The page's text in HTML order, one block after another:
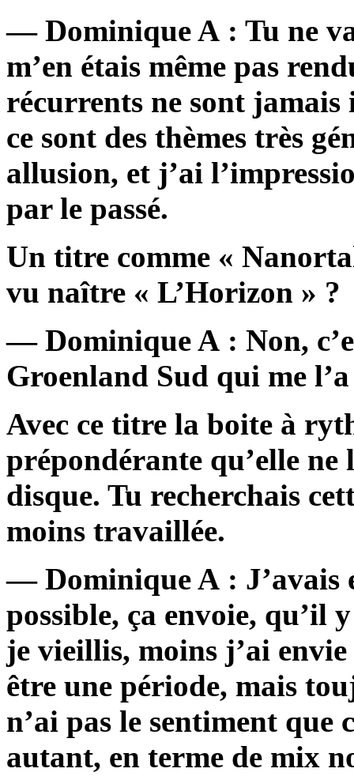
— Dominique A : Tu ne
m’en étais même pas
récurrents ne sont jamais
ce sont des thèmes très
allusion, et j’ai
par le passé.
Un titre comme «
vu naître « L’Horizon » ?
— Dominique A : Non,
Groenland Sud qui me
Avec ce titre la boite à
prépondérante qu’elle
disque. Tu recherchais
moins travaillée.
— Dominique A : J’avais
possible, ça envoie, qu’il
je vieillis, moins j’ai
être une période, mais
n’ai pas le sentiment
autant, en terme de mix